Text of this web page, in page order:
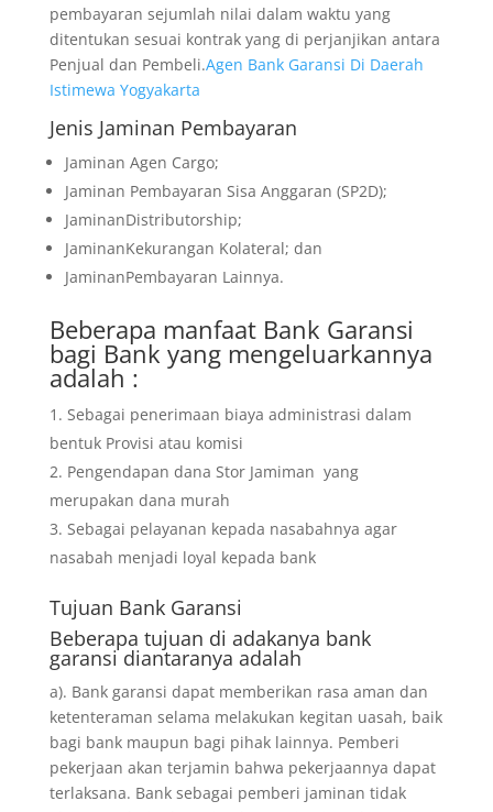
pembayaran sejumlah nilai dalam waktu yang
ditentukan sesuai kontrak yang di perjanjikan antara
Penjual dan Pembeli.Agen Bank Garansi Di Daerah
Istimewa Yogyakarta
Jenis Jaminan Pembayaran
Jaminan Agen Cargo;
Jaminan Pembayaran Sisa Anggaran (SP2D);
JaminanDistributorship;
JaminanKekurangan Kolateral; dan
JaminanPembayaran Lainnya.
Beberapa manfaat Bank Garansi
bagi Bank yang mengeluarkannya
adalah :
Sebagai penerimaan biaya administrasi dalam
bentuk Provisi atau komisi
Pengendapan dana Stor Jamiman yang
merupakan dana murah
Sebagai pelayanan kepada nasabahnya agar
nasabah menjadi loyal kepada bank
Tujuan Bank Garansi
Beberapa tujuan di adakanya bank
garansi diantaranya adalah
a). Bank garansi dapat memberikan rasa aman dan
ketenteraman selama melakukan kegitan uasah, baik
bagi bank maupun bagi pihak lainnya. Pemberi
pekerjaan akan terjamin bahwa pekerjaannya dapat
terlaksana. Bank sebagai pemberi jaminan tidak